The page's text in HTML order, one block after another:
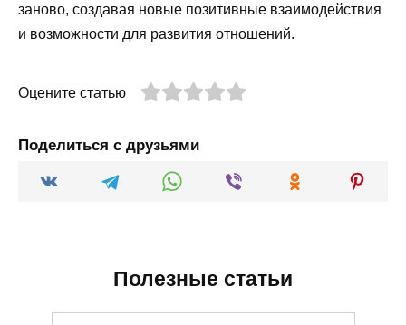
заново, создавая новые позитивные взаимодействия
и возможности для развития отношений.
Оцените статью
Поделиться с друзьями
Полезные статьи